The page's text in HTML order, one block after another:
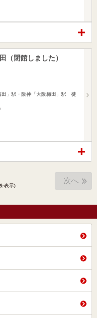
（閉館しました）
田」駅・阪神「大阪梅田」駅 徒
表示)
次へ